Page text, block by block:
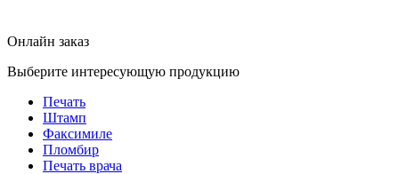
Онлайн заказ
Выберите интересующую продукцию
Печать
Штамп
Факсимиле
Пломбир
Печать врача